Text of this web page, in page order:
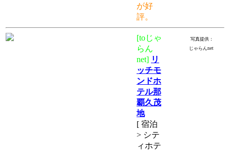
が好
評。
[toじゃ
らん
net] リ
ッチモ
ンドホ
テル那
覇久茂
地
[ 宿泊
> シテ
ィホテ
写真提供：
じゃらんnet